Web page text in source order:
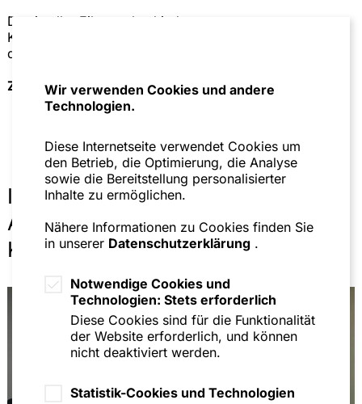
Wir verwenden Cookies und andere
Technologien.
Diese Internetseite verwendet Cookies um
den Betrieb, die Optimierung, die Analyse
sowie die Bereitstellung personalisierter
Inhalte zu ermöglichen.
Nähere Informationen zu Cookies finden Sie
in unserer Datenschutzerklärung .
Notwendige Cookies und
Technologien: Stets erforderlich
Diese Cookies sind für die Funktionalität
der Website erforderlich, und können
nicht deaktiviert werden.
Statistik-Cookies und Technologien
Das in aller Eile verabschiedete
Kraftstoffmaßnahmenpaket trat in Kraft und die Inhalte
der 12. GWB-Novelle gewannen an Kontur.
Zum Artikel
Ihre Ansprechpartnerinnen und
Ansprechpartner im Bereich
Kartell- und Wettbewerbsrecht